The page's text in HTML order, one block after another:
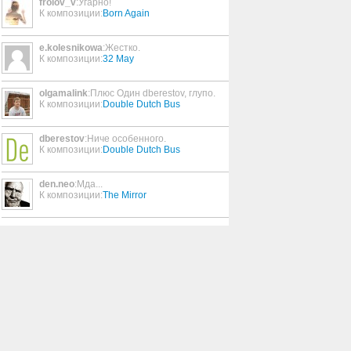
Razor
02:56
Magic Fortuna
03:56
Topielice
03:48
frolov_v:Угарно!
К композиции: Born Again
e.kolesnikowa:Жестко.
К композиции:32 May
olgamalink:Плюс Один dberestov, глупо.
К композиции: Double Dutch Bus
dberestov:Ниче особенного.
К композиции: Double Dutch Bus
den.neo:Мда...
К композиции:The Mirror